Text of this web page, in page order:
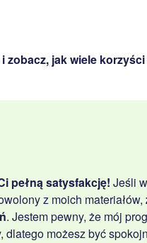
jak wiele korzyści
pełną satysfakcję! Jeśli
z moich materiałów,
. Jestem pewny, że mój
dlatego możesz być